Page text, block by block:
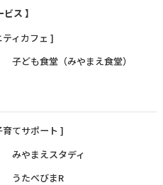
ビス 】
ィカフェ ]
子ども食堂（みやまえ食堂）
てサポート ]
みやまえスタディ
うたべびまR